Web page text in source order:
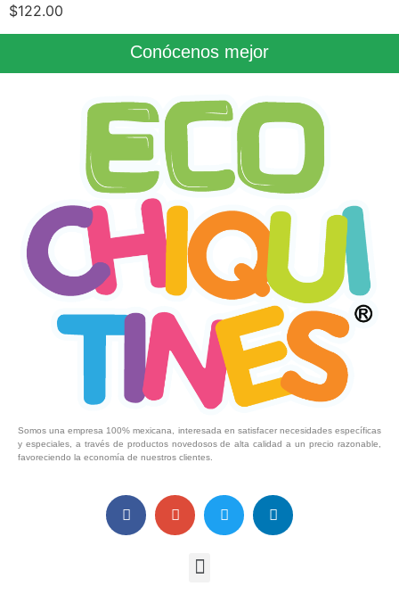
$122.00
Conócenos mejor
Somos una empresa 100% mexicana, interesada en satisfacer necesidades específicas
y especiales, a través de productos novedosos de alta calidad a un precio razonable,
favoreciendo la economía de nuestros clientes.